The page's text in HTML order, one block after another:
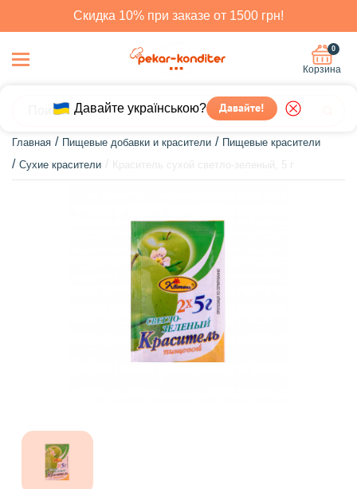
Скидка 10% при заказе от 1500 грн!
Давайте українською? Давайте!
0
Корзина
Главная Пищевые добавки и красители
Пищевые красители
Сухие красители